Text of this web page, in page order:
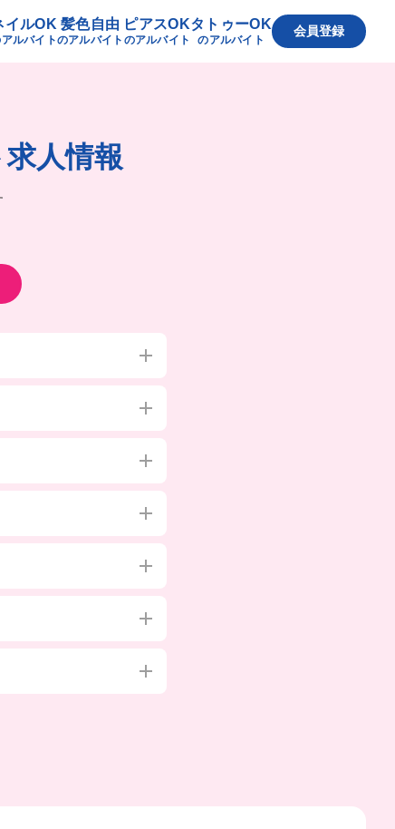
イルOK
ルバイト
髪色自由
のアルバイト
ピアスOK
のアルバイト
タトゥーOK
のアルバイト
会員登録
人情報